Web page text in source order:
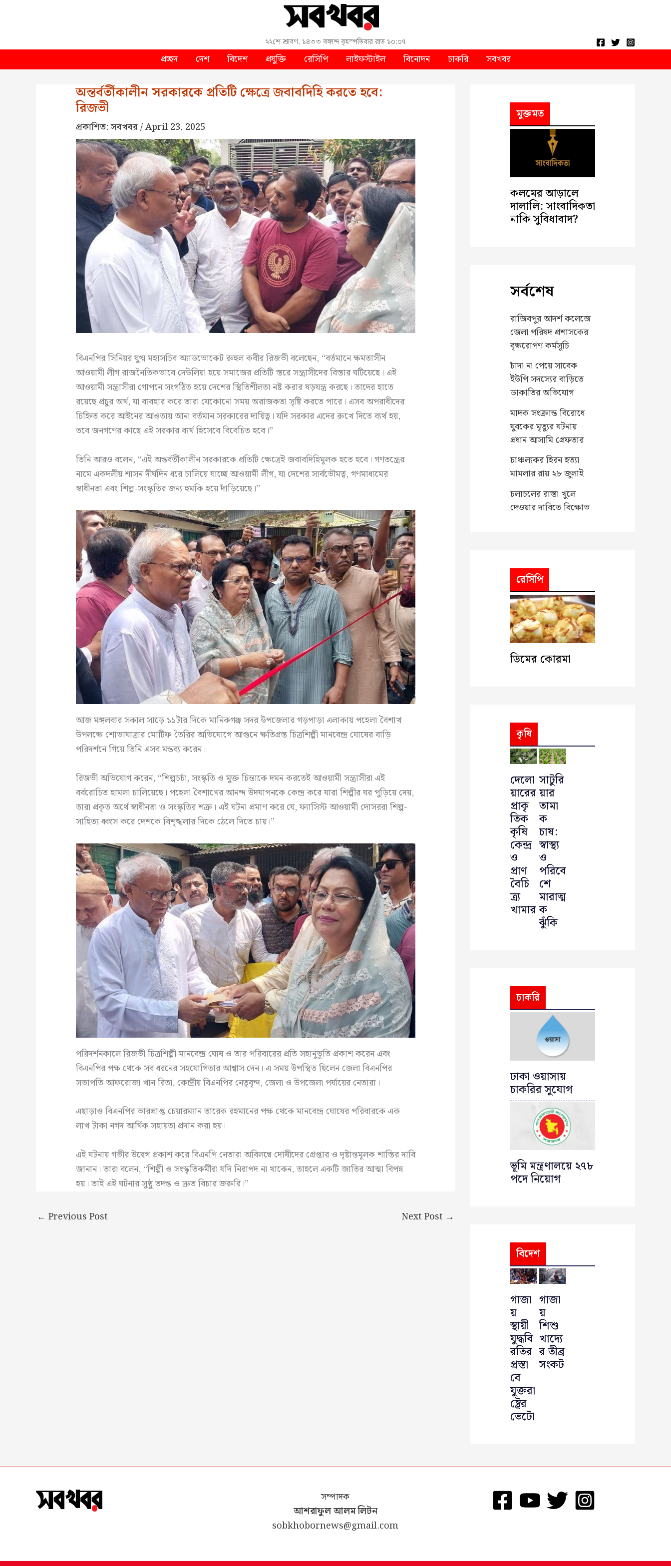
২২শে শ্রাবণ, ১৪৩৩ বঙ্গাব্দবৃহস্পতিবাররাত ১০:০৭
প্রচ্ছদ দেশ বিদেশ প্রযুক্তি রেসিপি লাইফস্টাইল বিনোদন চাকরি সবখবর
অন্তর্বর্তীকালীন সরকারকে প্রতিটি ক্ষেত্রে জবাবদিহি করতে হবে:
রিজভী
প্রকাশিত: সবখবর/April 23, 2025
বিএনপির সিনিয়র যুগ্ম মহাসচিব অ্যাডভোকেট রুহুল কবীর রিজভী বলেছেন, “বর্তমানে ক্ষমতাসীন
আওয়ামী লীগ রাজনৈতিকভাবে দেউলিয়া হয়ে সমাজের প্রতিটি স্তরে সন্ত্রাসীদের বিস্তার ঘটিয়েছে। এই
আওয়ামী সন্ত্রাসীরা গোপনে সংগঠিত হয়ে দেশের স্থিতিশীলতা নষ্ট করার ষড়যন্ত্র করছে। তাদের হাতে
রয়েছে প্রচুর অর্থ, যা ব্যবহার করে তারা যেকোনো সময় অরাজকতা সৃষ্টি করতে পারে। এসব অপরাধীদের
চিহ্নিত করে আইনের আওতায় আনা বর্তমান সরকারের দায়িত্ব। যদি সরকার এদের রুখে দিতে ব্যর্থ হয়,
তবে জনগণের কাছে এই সরকার ব্যর্থ হিসেবে বিবেচিত হবে।”
তিনি আরও বলেন, “এই অন্তর্বর্তীকালীন সরকারকে প্রতিটি ক্ষেত্রেই জবাবদিহিমূলক হতে হবে। গণতন্ত্রের
নামে একদলীয় শাসন দীর্ঘদিন ধরে চালিয়ে যাচ্ছে আওয়ামী লীগ, যা দেশের সার্বভৌমত্ব, গণমাধ্যমের
স্বাধীনতা এবং শিল্প-সংস্কৃতির জন্য হুমকি হয়ে দাঁড়িয়েছে।”
আজ মঙ্গলবার সকাল সাড়ে ১১টার দিকে মানিকগঞ্জ সদর উপজেলার গড়পাড়া এলাকায় পহেলা বৈশাখ
উপলক্ষে শোভাযাত্রার মোটিফ তৈরির অভিযোগে আগুনে ক্ষতিগ্রস্ত চিত্রশিল্পী মানবেন্দ্র ঘোষের বাড়ি
পরিদর্শনে গিয়ে তিনি এসব মন্তব্য করেন।
রিজভী অভিযোগ করেন, “শিল্পচর্চা, সংস্কৃতি ও মুক্ত চিন্তাকে দমন করতেই আওয়ামী সন্ত্রাসীরা এই
বর্বরোচিত হামলা চালিয়েছে। পহেলা বৈশাখের আনন্দ উদযাপনকে কেন্দ্র করে যারা শিল্পীর ঘর পুড়িয়ে দেয়,
তারা প্রকৃত অর্থে স্বাধীনতা ও সংস্কৃতির শত্রু। এই ঘটনা প্রমাণ করে যে, ফ্যাসিস্ট আওয়ামী দোসররা শিল্প-
সাহিত্য ধ্বংস করে দেশকে বিশৃঙ্খলার দিকে ঠেলে দিতে চায়।”
পরিদর্শনকালে রিজভী চিত্রশিল্পী মানবেন্দ্র ঘোষ ও তার পরিবারের প্রতি সহানুভূতি প্রকাশ করেন এবং
বিএনপির পক্ষ থেকে সব ধরনের সহযোগিতার আশ্বাস দেন। এ সময় উপস্থিত ছিলেন জেলা বিএনপির
সভাপতি আফরোজা খান রিতা, কেন্দ্রীয় বিএনপির নেতৃবৃন্দ, জেলা ও উপজেলা পর্যায়ের নেতারা।
এছাড়াও বিএনপির ভারপ্রাপ্ত চেয়ারম্যান তারেক রহমানের পক্ষ থেকে মানবেন্দ্র ঘোষের পরিবারকে এক
লাখ টাকা নগদ আর্থিক সহায়তা প্রদান করা হয়।
এই ঘটনায় গভীর উদ্বেগ প্রকাশ করে বিএনপি নেতারা অবিলম্বে দোষীদের গ্রেপ্তার ও দৃষ্টান্তমূলক শাস্তির দাবি
জানান। তারা বলেন, “শিল্পী ও সংস্কৃতিকর্মীরা যদি নিরাপদ না থাকেন, তাহলে একটি জাতির আত্মা বিপন্ন
হয়। তাই এই ঘটনার সুষ্ঠু তদন্ত ও দ্রুত বিচার জরুরি।”
← Previous Post Next Post →
মুক্তমত
কলমের আড়ালে
দালালি: সাংবাদিকতা
নাকি সুবিধাবাদ?
সর্বশেষ
রাজিবপুর আদর্শ কলেজে
জেলা পরিষদ প্রশাসকের
বৃক্ষরোপণ কর্মসূচি
চাঁদা না পেয়ে সাবেক
ইউপি সদস্যের বাড়িতে
ডাকাতির অভিযোগ
মাদক সংক্রান্ত বিরোধে
যুবকের মৃত্যুর ঘটনায়
প্রধান আসামি গ্রেফতার
চাঞ্চল্যকর হিরন হত্যা
মামলার রায় ২৮ জুলাই
চলাচলের রাস্তা খুলে
দেওয়ার দাবিতে বিক্ষোভ
রেসিপি
ডিমের কোরমা
কৃষি
দেলো
য়ারের
প্রাকৃ
তিক
কৃষি
কেন্দ্র
ও
প্রাণ
বৈচি
ত্র্য
খামার
সাটুরি
য়ার
তামা
ক
চাষ:
স্বাস্থ্য
ও
পরিবে
শে
মারাত্ম
ক
ঝুঁকি
চাকরি
ঢাকা ওয়াসায়
চাকরির সুযোগ
ভূমি মন্ত্রণালয়ে ২৭৮
পদে নিয়োগ
বিদেশ
গাজা
য়
স্থায়ী
যুদ্ধবি
রতির
প্রস্তা
বে
যুক্তরা
ষ্ট্রের
ভেটো
গাজা
য়
শিশু
খাদ্যে
র তীব্র
সংকট
সম্পাদক
আশরাফুল আলম লিটন
sobkhobornews@gmail.com